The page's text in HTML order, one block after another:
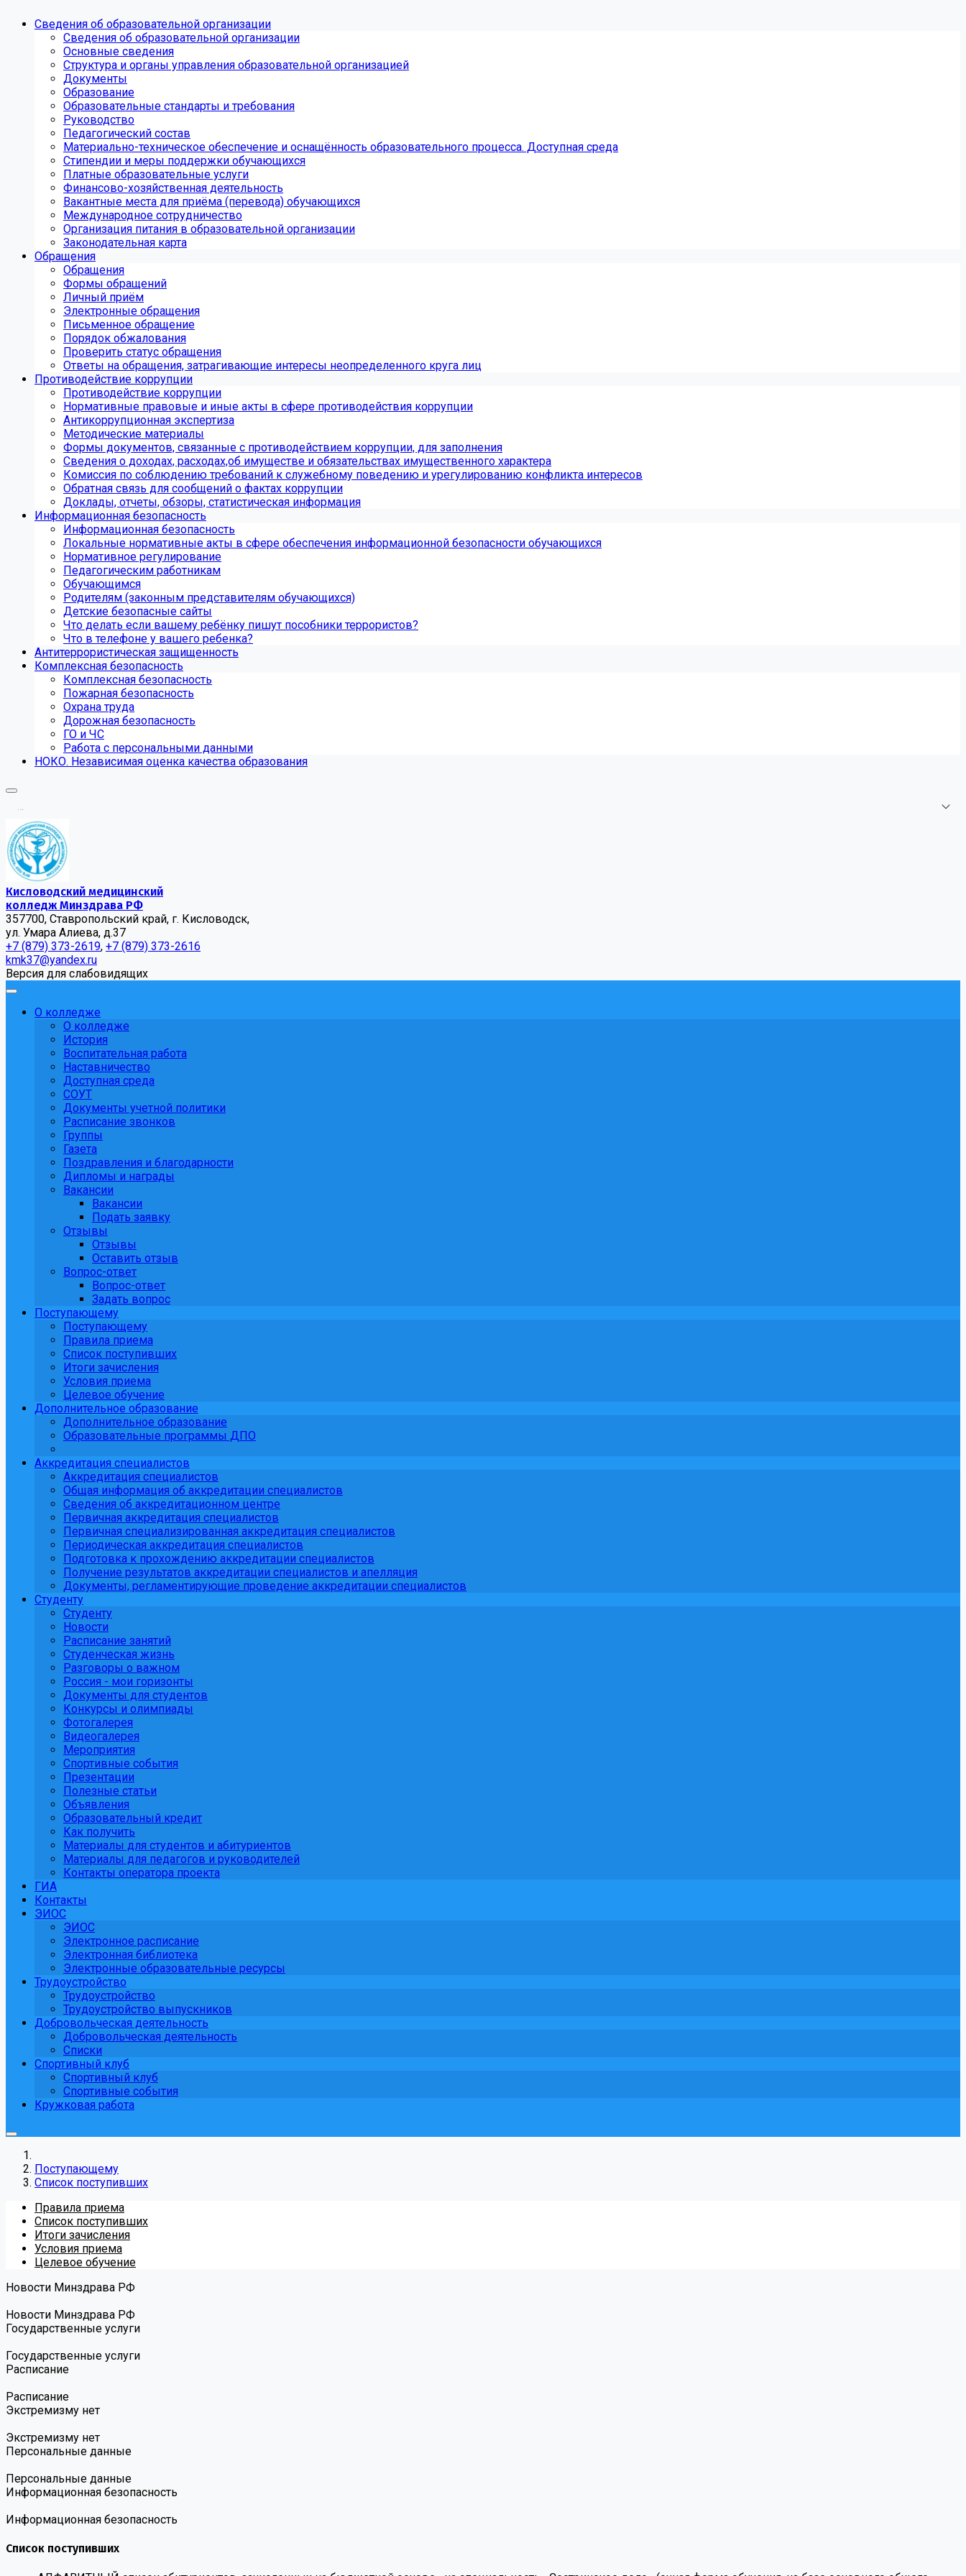
Сведения об образовательной организации
Сведения об образовательной организации
Основные сведения
Структура и органы управления образовательной организацией
Документы
Образование
Образовательные стандарты и требования
Руководство
Педагогический состав
Материально-техническое обеспечение и оснащённость образовательного процесса. Доступная среда
Стипендии и меры поддержки обучающихся
Платные образовательные услуги
Финансово-хозяйственная деятельность
Вакантные места для приёма (перевода) обучающихся
Международное сотрудничество
Организация питания в образовательной организации
Законодательная карта
Обращения
Обращения
Формы обращений
Личный приём
Электронные обращения
Письменное обращение
Порядок обжалования
Проверить статус обращения
Ответы на обращения, затрагивающие интересы неопределенного круга лиц
Противодействие коррупции
Противодействие коррупции
Нормативные правовые и иные акты в сфере противодействия коррупции
Антикоррупционная экспертиза
Методические материалы
Формы документов, связанные с противодействием коррупции, для заполнения
Сведения о доходах, расходах,об имуществе и обязательствах имущественного характера
Комиссия по соблюдению требований к служебному поведению и урегулированию конфликта интересов
Обратная связь для сообщений о фактах коррупции
Доклады, отчеты, обзоры, статистическая информация
Информационная безопасность
Информационная безопасность
Локальные нормативные акты в сфере обеспечения информационной безопасности обучающихся
Нормативное регулирование
Педагогическим работникам
Обучающимся
Родителям (законным представителям обучающихся)
Детские безопасные сайты
Что делать если вашему ребёнку пишут пособники террористов?
Что в телефоне у вашего ребенка?
Антитеррористическая защищенность
Комплексная безопасность
Комплексная безопасность
Пожарная безопасность
Охрана труда
Дорожная безопасность
ГО и ЧС
Работа с персональными данными
НОКО. Независимая оценка качества образования
...
Кисловодский медицинский
колледж Минздрава РФ
357700, Ставропольский край, г. Кисловодск,
ул. Умара Алиева, д.37
+7 (879) 373-2619, +7 (879) 373-2616
kmk37@yandex.ru
Версия для слабовидящих
О колледже
О колледже
История
Воспитательная работа
Наставничество
Доступная среда
СОУТ
Документы учетной политики
Расписание звонков
Группы
Газета
Поздравления и благодарности
Дипломы и награды
Вакансии
Вакансии
Подать заявку
Отзывы
Отзывы
Оставить отзыв
Вопрос-ответ
Вопрос-ответ
Задать вопрос
Поступающему
Поступающему
Правила приема
Список поступивших
Итоги зачисления
Условия приема
Целевое обучение
Дополнительное образование
Дополнительное образование
Образовательные программы ДПО
Аккредитация специалистов
Аккредитация специалистов
Общая информация об аккредитации специалистов
Сведения об аккредитационном центре
Первичная аккредитация специалистов
Первичная специализированная аккредитация специалистов
Периодическая аккредитация специалистов
Подготовка к прохождению аккредитации специалистов
Получение результатов аккредитации специалистов и апелляция
Документы, регламентирующие проведение аккредитации специалистов
Студенту
Студенту
Новости
Расписание занятий
Студенческая жизнь
Разговоры о важном
Россия - мои горизонты
Документы для студентов
Конкурсы и олимпиады
Фотогалерея
Видеогалерея
Мероприятия
Спортивные события
Презентации
Полезные статьи
Объявления
Образовательный кредит
Как получить
Материалы для студентов и абитуриентов
Материалы для педагогов и руководителей
Контакты оператора проекта
ГИА
Контакты
ЭИОС
ЭИОС
Электронное расписание
Электронная библиотека
Электронные образовательные ресурсы
Трудоустройство
Трудоустройство
Трудоустройство выпускников
Добровольческая деятельность
Добровольческая деятельность
Списки
Спортивный клуб
Спортивный клуб
Спортивные события
Кружковая работа
Поступающему
Список поступивших
Правила приема
Список поступивших
Итоги зачисления
Условия приема
Целевое обучение
Новости Минздрава РФ
Новости Минздрава РФ
Государственные услуги
Государственные услуги
Расписание
Расписание
Экстремизму нет
Экстремизму нет
Персональные данные
Персональные данные
Информационная безопасность
Информационная безопасность
Список поступивших